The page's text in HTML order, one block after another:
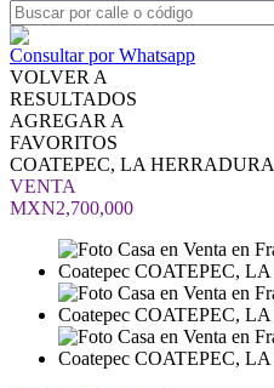
Consultar por Whatsapp
VOLVER A
RESULTADOS
AGREGAR A
FAVORITOS
COATEPEC, LA HERRADURA
VENTA
MXN2,700,000